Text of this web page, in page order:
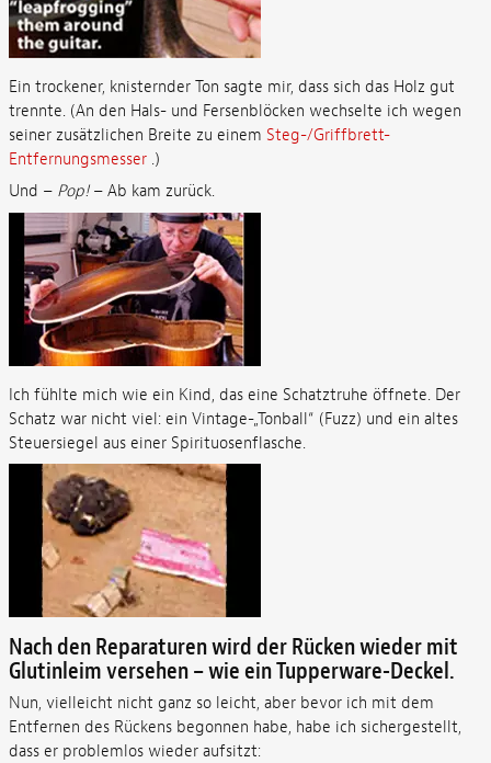
Ein trockener, knisternder Ton sagte mir, dass sich das Holz gut
trennte. (An den Hals- und Fersenblöcken wechselte ich wegen
seiner zusätzlichen Breite zu einem Steg-/Griffbrett-
Entfernungsmesser.)
Und – Pop!– Ab kam zurück.
Ich fühlte mich wie ein Kind, das eine Schatztruhe öffnete. Der
Schatz war nicht viel: ein Vintage-„Tonball“ (Fuzz) und ein altes
Steuersiegel aus einer Spirituosenflasche.
Nach den Reparaturen wird der Rücken wieder mit
Glutinleim versehen – wie ein Tupperware-Deckel.
Nun, vielleicht nicht ganz so leicht, aber bevor ich mit dem
Entfernen des Rückens begonnen habe, habe ich sichergestellt,
dass er problemlos wieder aufsitzt: